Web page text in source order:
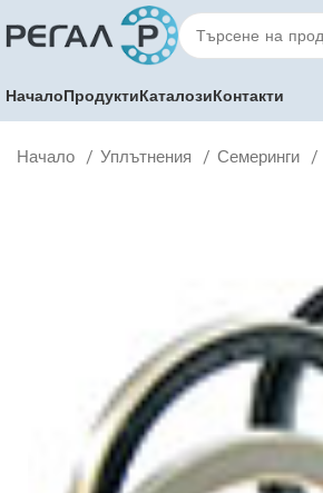
НачалоПродуктиКаталозиКонтакти
Начало Уплътнения Семеринги